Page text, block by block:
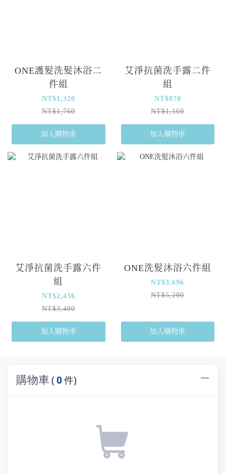
ONE護髮洗髮沐浴二
件組
NT$1,320
NT$1,760
加入購物車
艾淨抗菌洗手露二件
組
NT$870
NT$1,160
加入購物車
艾淨抗菌洗手露六件
組
NT$2,436
NT$3,480
加入購物車
ONE洗髮沐浴六件組
NT$3,696
NT$5,280
加入購物車
購物車(0件)